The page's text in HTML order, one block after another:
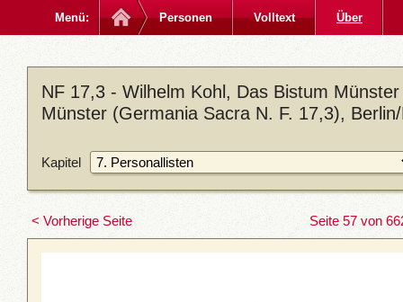
Menü: Personen Volltext Über
NF 17,3 - Wilhelm Kohl, Das Bistum
Münster (Germania Sacra N. F. 17,3),
Kapitel
< Vorherige Seite Seite 57 von